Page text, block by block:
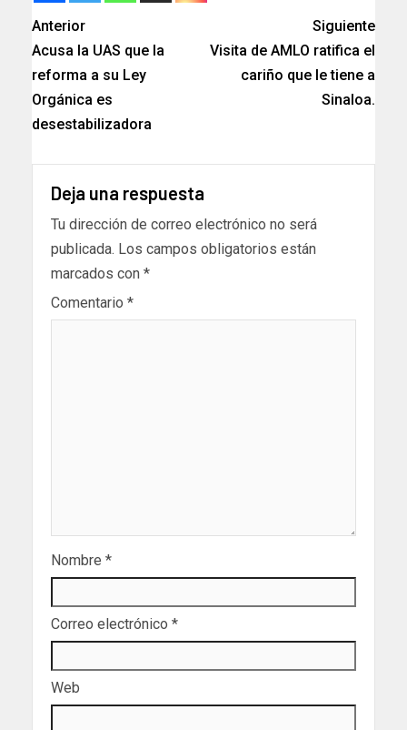
Anterior
Acusa la UAS que la
reforma a su Ley
Orgánica es
desestabilizadora
Siguiente
Visita de AMLO ratifica el
cariño que le tiene a
Sinaloa.
Deja una respuesta
Tu dirección de correo electrónico no será
publicada. Los campos obligatorios están
marcados con *
Comentario *
Nombre *
Correo electrónico *
Web